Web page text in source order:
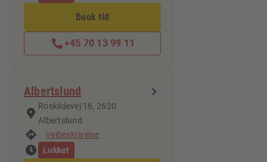
Book tid
+45 70 13 99 11
Albertslund
Roskildevej 16, 2620
Albertslund
Vejbeskrivelse
Lukket